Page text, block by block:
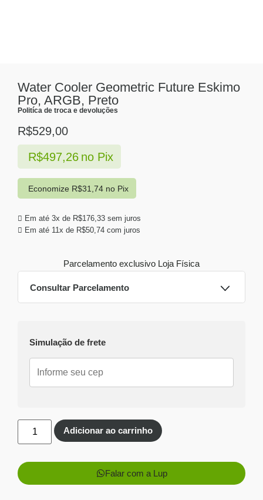
Water Cooler Geometric Future Eskimo
Pro, ARGB, Preto
Politíca de troca e devoluções
R$529,00
Em até 3x de R$176,33 sem juros
Em até 11x de R$50,74 com juros
R$497,26 no Pix
Economize R$31,74no Pix
Parcelamento exclusivo Loja Física
Consultar Parcelamento
Pix:R$497,26 Aprovação imediata
EconomizeR$31,74
Aprovação imediata
Simulação de frete
Adicionar ao carrinho
Falar com a Lup